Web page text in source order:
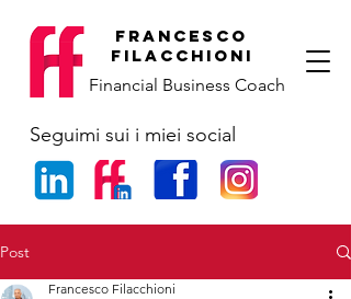
francesco
filacchioni
Financial Business Coach
Seguimi sui i miei social
Post
Francesco Filacchioni